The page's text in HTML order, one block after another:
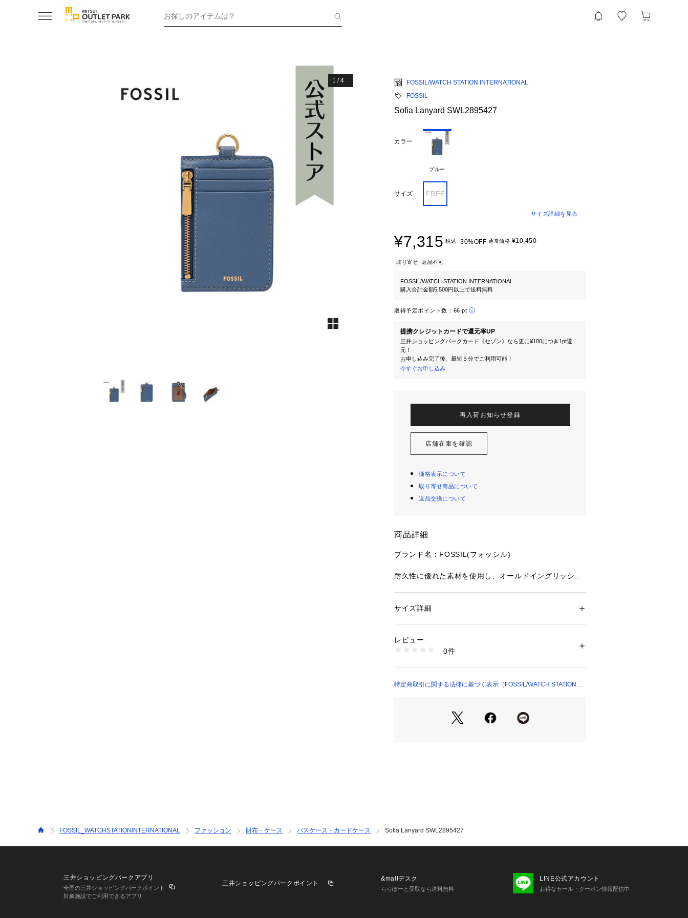
お探しのアイテムは？
1 /4
FOSSIL/WATCH STATION INTERNATIONAL
FOSSIL
Sofia Lanyard SWL2895427
カラー
ブルー
サイズ FREE
サイズ詳細を見る
¥7,315 税込 30%OFF 通常価格¥10,450
取り寄せ 返品不可
FOSSIL/WATCH STATION INTERNATIONAL
購入合計金額5,500円以上で送料無料
取得予定ポイント数： 66 pt
提携クレジットカードで還元率UP
三井ショッピングパークカード《セゾン》なら更に¥100につき1pt還
元！
お申し込み完了後、最短５分でご利用可能！
今すぐお申し込み
再入荷お知らせ登録
店舗在庫を確認
価格表示について
取り寄せ商品について
返品交換について
商品詳細
ブランド名：FOSSIL(フォッシル)
耐久性に優れた素材を使用し、オールドイングリッシュ
の良いアクセサリーです。IDウィンドウ1つ、サイドフ
も可能です。ストラップを取り付けてランヤードとし
て、またはストラップを取り外してカードケースとして
フォッシル製品は、ファッションアクセサリーをシック
な必需品に変えて、実用的な作品を時計市場に持ち込む
性別：レディース
1096400001077
サイズ詳細
レビュー
0件
特定商取引に関する法律に基づく表示（FOSSIL/WATCH STATION
FOSSIL_WATCHSTATIONINTERNATIONAL ファッション 財布・ケース パスケース・カードケース Sofia Lanyard SWL2895427
三井ショッピングパークアプリ
全国の三井ショッピングパークポイント
対象施設でご利用できるアプリ
三井ショッピングパークポイント
&mallデスク
ららぽーと受取なら送料無料
LINE公式アカウント
お得なセール・クーポン情報配信中